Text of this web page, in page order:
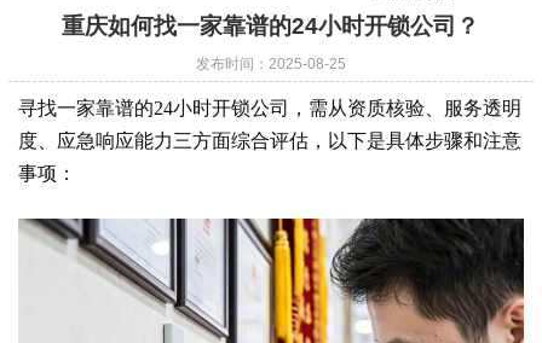
重庆如何找一家靠谱的24小时开锁公司？
发布时间：2025-08-25
寻找一家靠谱的24小时开锁公司，需从资质核验、服务透明
度、应急响应能力三方面综合评估，以下是具体步骤和注意
事项：